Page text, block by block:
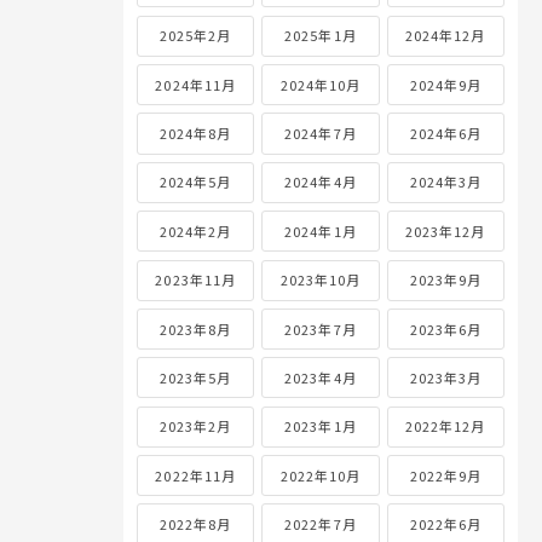
2025年2月 2025年1月 2024年12月
2024年11月 2024年10月 2024年9月
2024年8月 2024年7月 2024年6月
2024年5月 2024年4月 2024年3月
2024年2月 2024年1月 2023年12月
2023年11月 2023年10月 2023年9月
2023年8月 2023年7月 2023年6月
2023年5月 2023年4月 2023年3月
2023年2月 2023年1月 2022年12月
2022年11月 2022年10月 2022年9月
2022年8月 2022年7月 2022年6月